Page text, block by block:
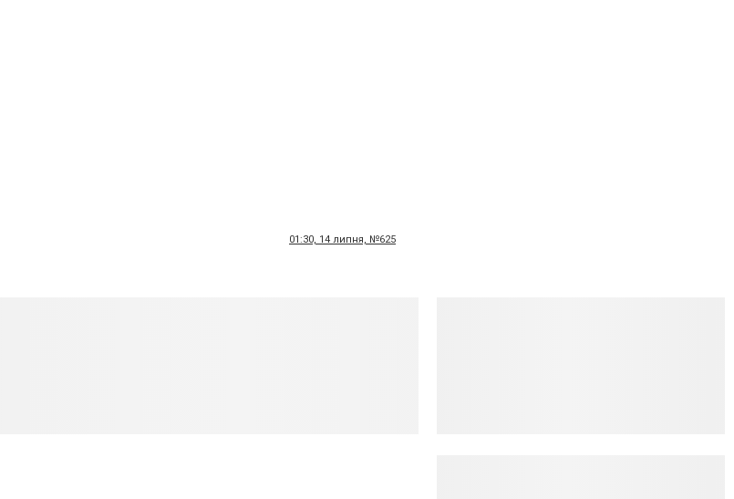
01:30, 14 липня, №625